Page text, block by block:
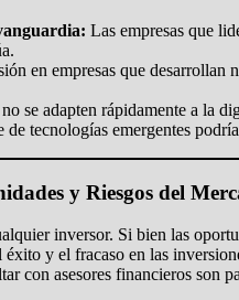
Las empresas que
en empresas que desarrollan
se adapten rápidamente a la
de tecnologías emergentes
y Riesgos del
inversor. Si bien las
y el fracaso en las
con asesores financieros son